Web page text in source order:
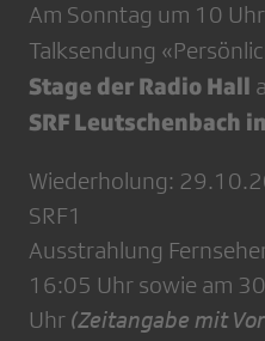
Am Sonntag um 10
Talksendung
Stage der Radio Hall
SRF Leutschenbach
Wiederholung:
SRF1
Ausstrahlung
16:05 Uhr sowie am
Uhr (Zeitangabe mit